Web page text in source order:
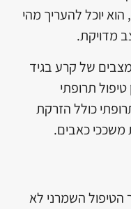
יוכל להעריך מהי
מדויקת.
של קרע בגיד
תרופתי
כולל הזרקת
משככי כאבים.
הטיפול השמרני לא